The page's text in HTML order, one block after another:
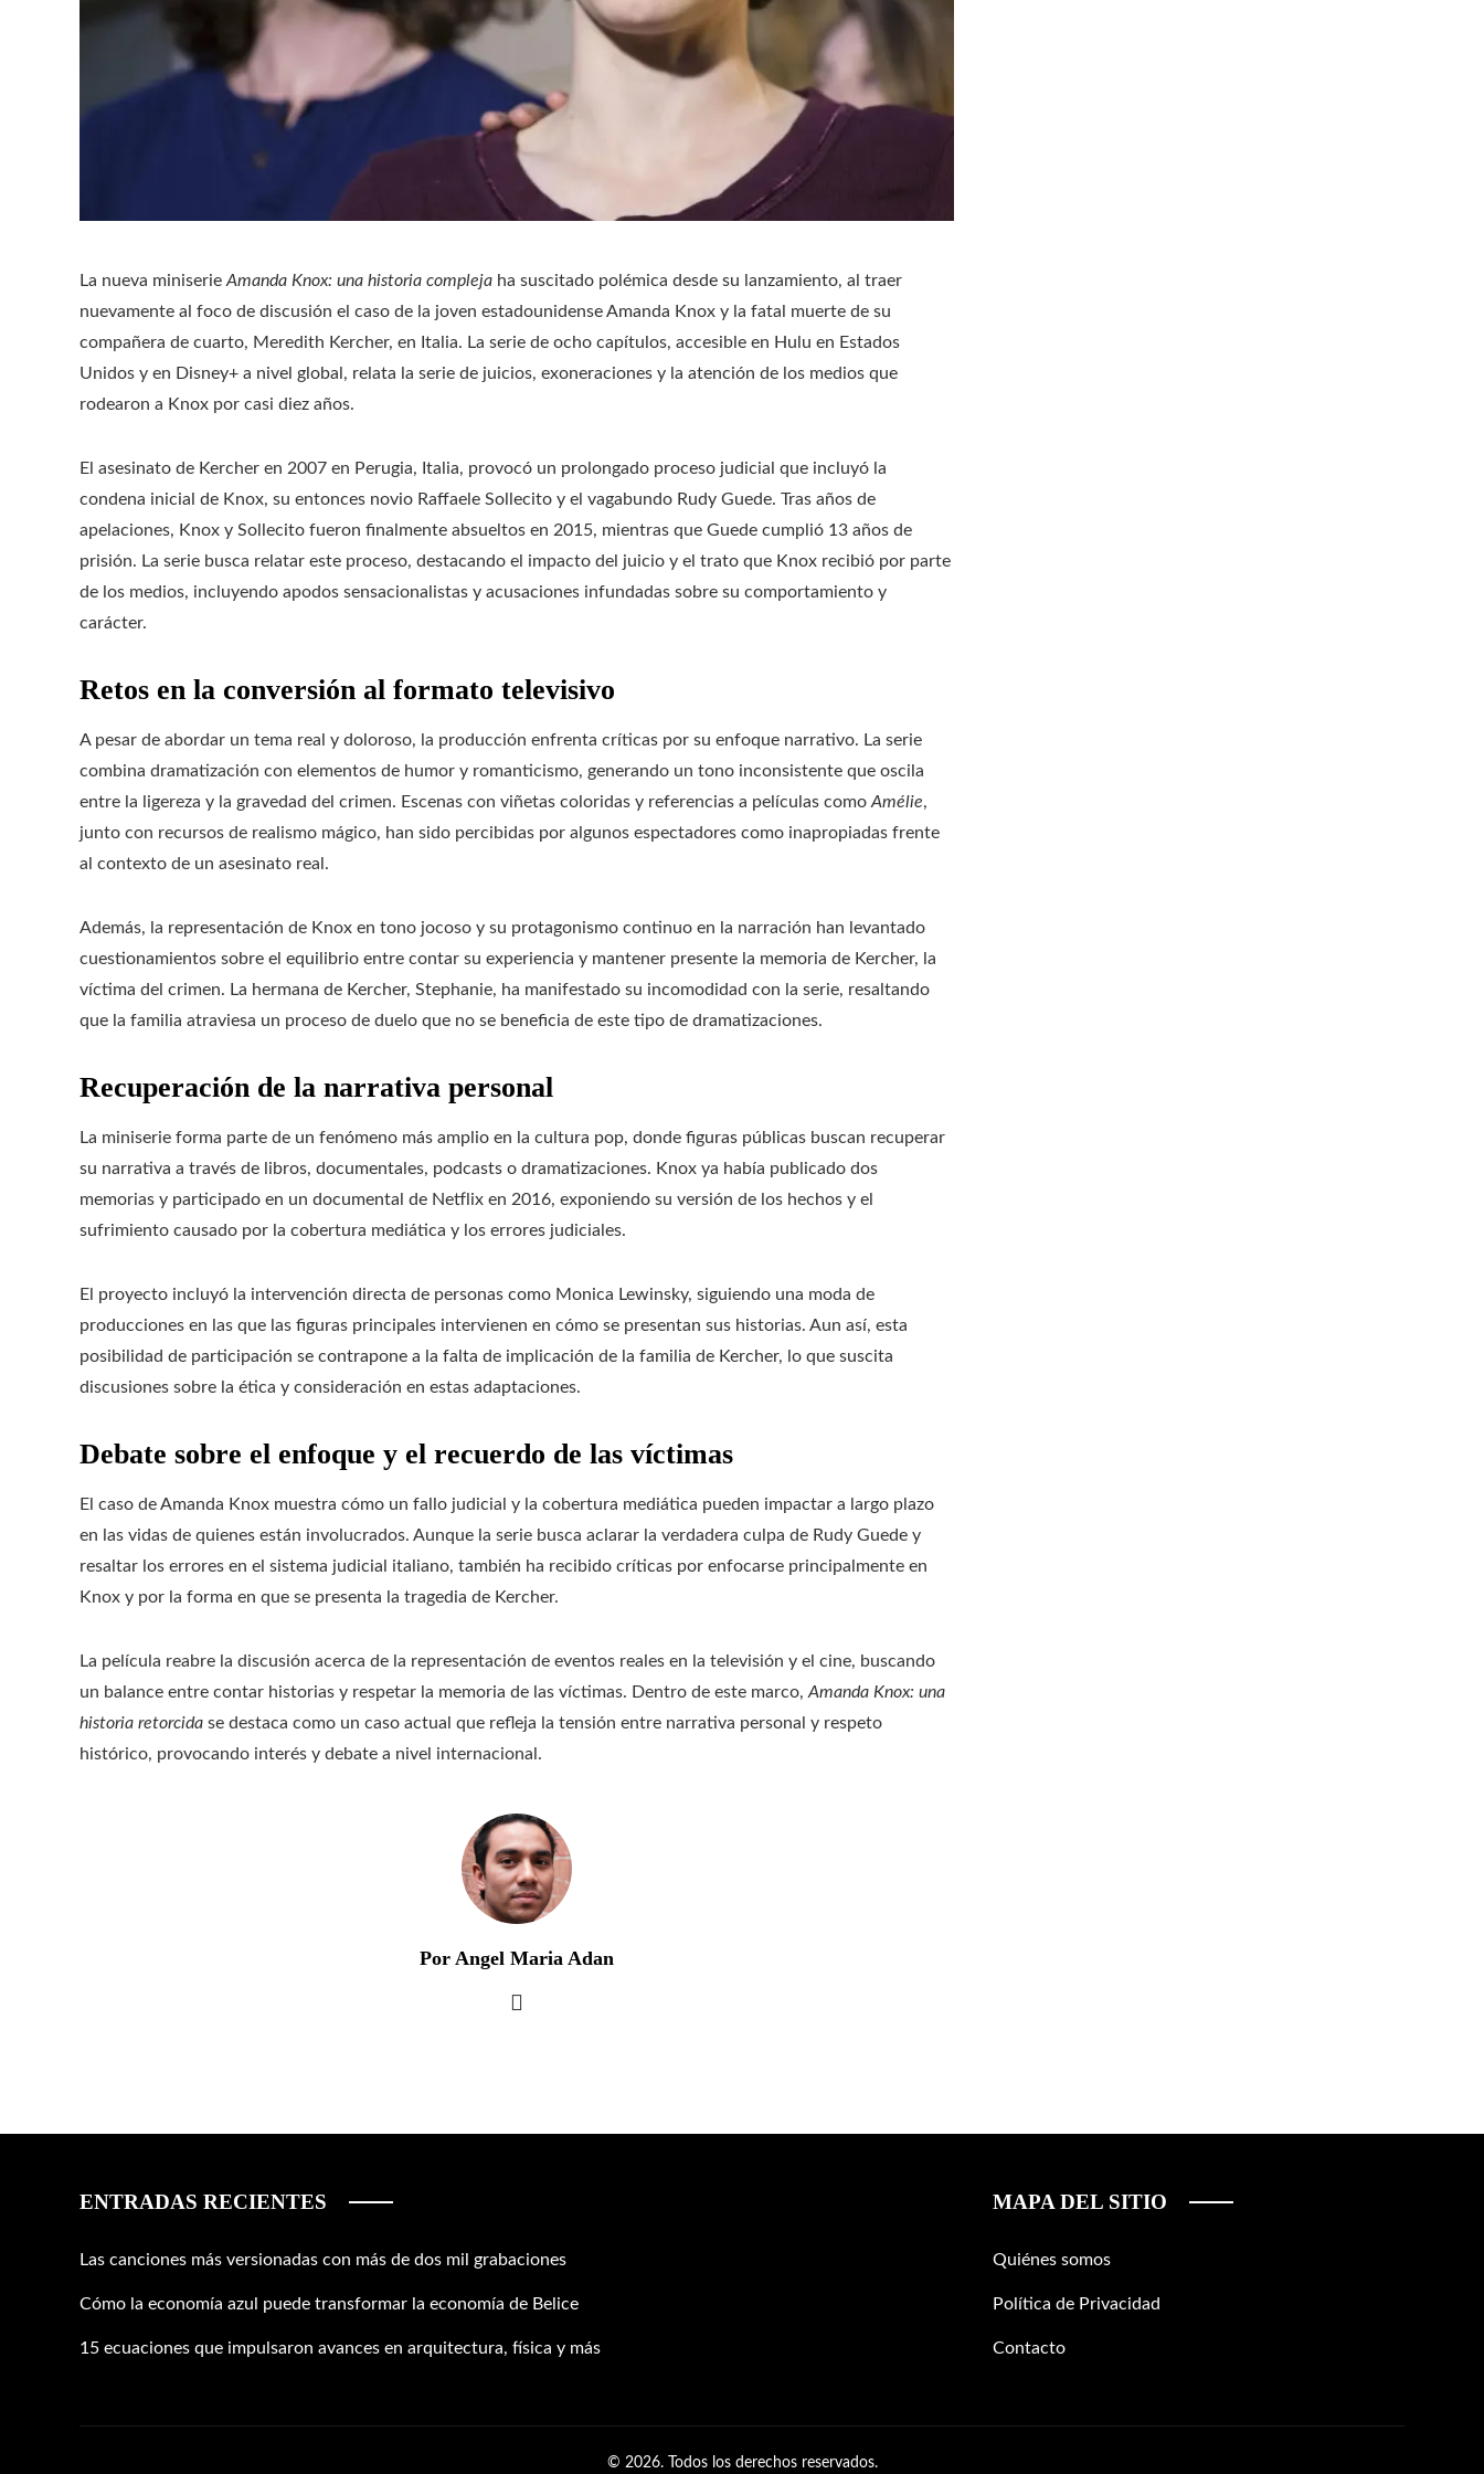
La nueva miniserie Amanda Knox: una historia compleja ha suscitado polémica desde su lanzamiento, al traer
nuevamente al foco de discusión el caso de la joven estadounidense Amanda Knox y la fatal muerte de su
compañera de cuarto, Meredith Kercher, en Italia. La serie de ocho capítulos, accesible en Hulu en Estados
Unidos y en Disney+ a nivel global, relata la serie de juicios, exoneraciones y la atención de los medios que
rodearon a Knox por casi diez años.
El asesinato de Kercher en 2007 en Perugia, Italia, provocó un prolongado proceso judicial que incluyó la
condena inicial de Knox, su entonces novio Raffaele Sollecito y el vagabundo Rudy Guede. Tras años de
apelaciones, Knox y Sollecito fueron finalmente absueltos en 2015, mientras que Guede cumplió 13 años de
prisión. La serie busca relatar este proceso, destacando el impacto del juicio y el trato que Knox recibió por parte
de los medios, incluyendo apodos sensacionalistas y acusaciones infundadas sobre su comportamiento y
carácter.
Retos en la conversión al formato televisivo
A pesar de abordar un tema real y doloroso, la producción enfrenta críticas por su enfoque narrativo. La serie
combina dramatización con elementos de humor y romanticismo, generando un tono inconsistente que oscila
entre la ligereza y la gravedad del crimen. Escenas con viñetas coloridas y referencias a películas como Amélie,
junto con recursos de realismo mágico, han sido percibidas por algunos espectadores como inapropiadas frente
al contexto de un asesinato real.
Además, la representación de Knox en tono jocoso y su protagonismo continuo en la narración han levantado
cuestionamientos sobre el equilibrio entre contar su experiencia y mantener presente la memoria de Kercher, la
víctima del crimen. La hermana de Kercher, Stephanie, ha manifestado su incomodidad con la serie, resaltando
que la familia atraviesa un proceso de duelo que no se beneficia de este tipo de dramatizaciones.
Recuperación de la narrativa personal
La miniserie forma parte de un fenómeno más amplio en la cultura pop, donde figuras públicas buscan recuperar
su narrativa a través de libros, documentales, podcasts o dramatizaciones. Knox ya había publicado dos
memorias y participado en un documental de Netflix en 2016, exponiendo su versión de los hechos y el
sufrimiento causado por la cobertura mediática y los errores judiciales.
El proyecto incluyó la intervención directa de personas como Monica Lewinsky, siguiendo una moda de
producciones en las que las figuras principales intervienen en cómo se presentan sus historias. Aun así, esta
posibilidad de participación se contrapone a la falta de implicación de la familia de Kercher, lo que suscita
discusiones sobre la ética y consideración en estas adaptaciones.
Debate sobre el enfoque y el recuerdo de las víctimas
El caso de Amanda Knox muestra cómo un fallo judicial y la cobertura mediática pueden impactar a largo plazo
en las vidas de quienes están involucrados. Aunque la serie busca aclarar la verdadera culpa de Rudy Guede y
resaltar los errores en el sistema judicial italiano, también ha recibido críticas por enfocarse principalmente en
Knox y por la forma en que se presenta la tragedia de Kercher.
La película reabre la discusión acerca de la representación de eventos reales en la televisión y el cine, buscando
un balance entre contar historias y respetar la memoria de las víctimas. Dentro de este marco, Amanda Knox: una
historia retorcida se destaca como un caso actual que refleja la tensión entre narrativa personal y respeto
histórico, provocando interés y debate a nivel internacional.
Por Angel Maria Adan
ENTRADAS RECIENTES
Las canciones más versionadas con más de dos mil grabaciones
Cómo la economía azul puede transformar la economía de Belice
15 ecuaciones que impulsaron avances en arquitectura, física y más
MAPA DEL SITIO
Quiénes somos
Política de Privacidad
Contacto
© 2026. Todos los derechos reservados.